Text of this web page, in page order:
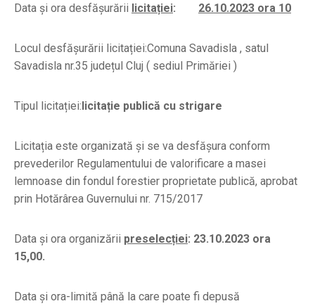
Data și ora desfășurării licitației: 26.10.2023 ora 10
Locul desfășurării licitației:Comuna Savadisla , satul
Savadisla nr.35 județul Cluj ( sediul Primăriei )
Tipul licitației:licitație publică cu strigare
Licitația este organizată și se va desfășura conform
prevederilor Regulamentului de valorificare a masei
lemnoase din fondul forestier proprietate publică, aprobat
prin Hotărârea Guvernului nr. 715/2017
Data și ora organizării preselecției: 23.10.2023 ora
15,00.
Data și ora-limită până la care poate fi depusă